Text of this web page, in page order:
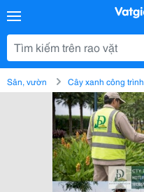
Sân, vườn Cây xanh công trình